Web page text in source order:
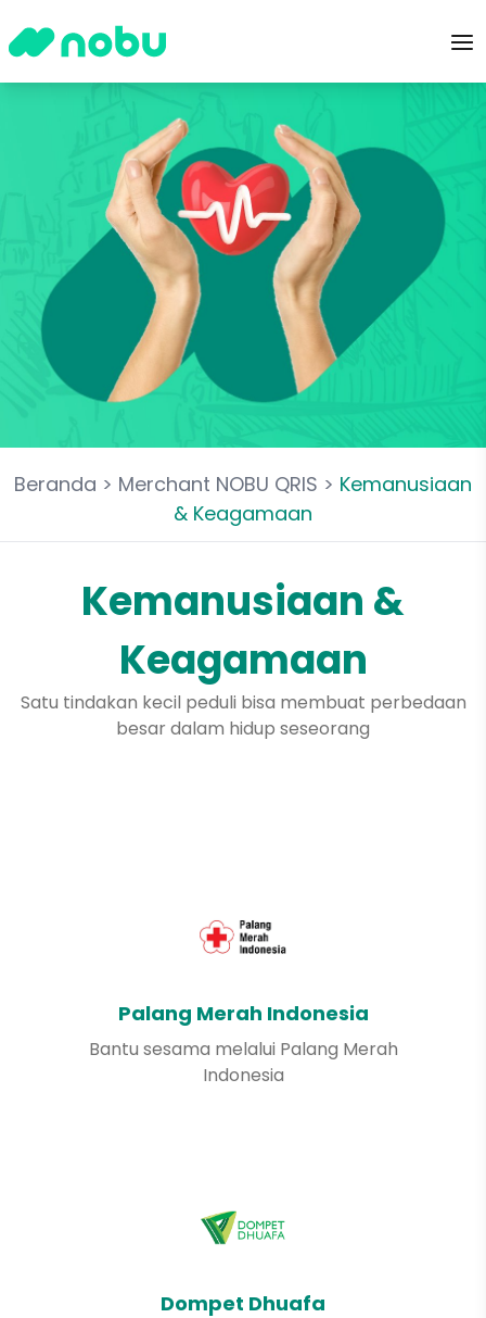
Beranda > Merchant NOBU QRIS > Kemanusiaan
& Keagamaan
Kemanusiaan &
Keagamaan
Satu tindakan kecil peduli bisa membuat perbedaan
besar dalam hidup seseorang
Palang Merah Indonesia
Bantu sesama melalui Palang Merah
Indonesia
Dompet Dhuafa